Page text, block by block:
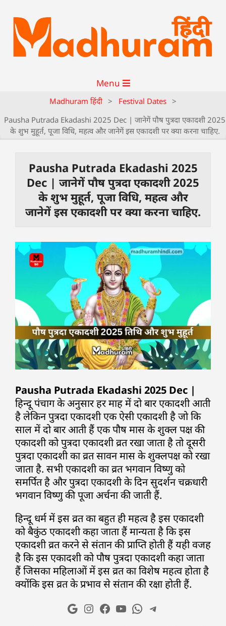
Menu
Madhuram हिंदी > Festival Dates >
Pausha Putrada Ekadashi 2025 Dec | जानेगें पौष पुत्रदा एकादशी 2025
के शुभ मुहूर्त, पूजा विधि, महत्व और जानेगें इस एकादशी पर क्या करना चाहिए.
Pausha Putrada Ekadashi 2025
Dec | जानेगें पौष पुत्रदा एकादशी 2025
के शुभ मुहूर्त, पूजा विधि, महत्व और
जानेगें इस एकादशी पर क्या करना चाहिए.
Pausha Putrada Ekadashi 2025 Dec |
हिन्दू पंचाग के अनुसार हर माह में दो बार एकादशी आती
है लेकिन पुत्रदा एकादशी एक ऐसी एकादशी है जो कि
साल में दो बार आती हैं एक पौष मास के शुक्ल पक्ष की
एकादशी को पुत्रदा एकादशी व्रत रखा जाता है तो दूसरी
पुत्रदा एकादशी का व्रत सावन मास के शुक्लपक्ष को रखा
जाता है. सभी एकादशी का व्रत भगवान विष्णु को
समर्पित है और पुत्रदा एकादशी के दिन सुदर्शन चक्रधारी
भगवान विष्णु की पूजा अर्चना की जाती हैं.
हिन्दू धर्म में इस व्रत का बहुत ही महत्व है इस एकादशी
को बैकुंठ एकादशी कहा जाता हैं मान्यता है कि इस
एकादशी व्रत करने से संतान की प्राप्ति होती हैं यही वजह
है कि इस एकादशी को पौष पुत्रदा एकादशी कहा जाता
हैं जिसका महिलाओं में इस व्रत का विशेष महत्व होता है
क्योंकि इस व्रत के प्रभाव से संतान की रक्षा होती हैं.